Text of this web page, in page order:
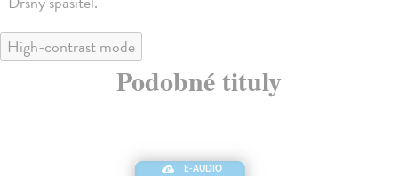
High-contrast mode
Podobné tituly
E-AUDIO